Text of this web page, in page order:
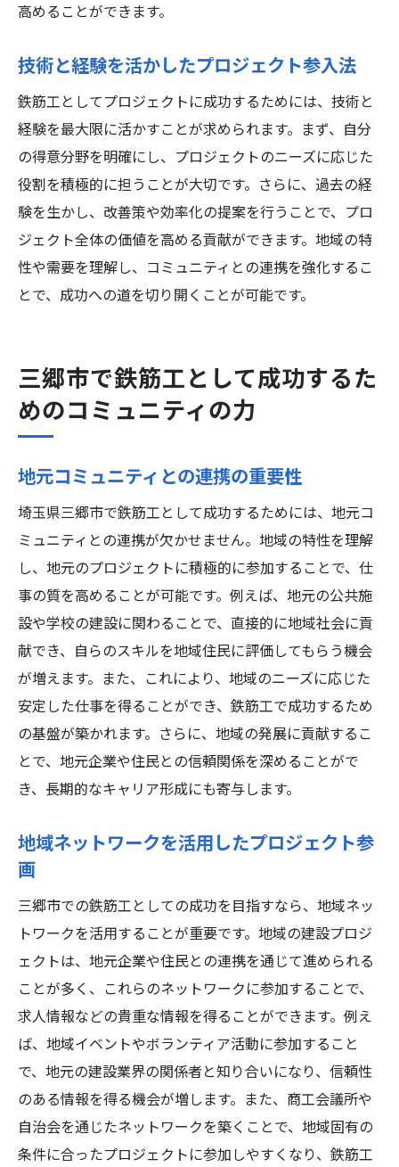
高めることができます。
技術と経験を活かしたプロジェクト参入法
鉄筋工としてプロジェクトに成功するためには、技術と
経験を最大限に活かすことが求められます。まず、自分
の得意分野を明確にし、プロジェクトのニーズに応じた
役割を積極的に担うことが大切です。さらに、過去の経
験を生かし、改善策や効率化の提案を行うことで、プロ
ジェクト全体の価値を高める貢献ができます。地域の特
性や需要を理解し、コミュニティとの連携を強化するこ
とで、成功への道を切り開くことが可能です。
三郷市で鉄筋工として成功するた
めのコミュニティの力
地元コミュニティとの連携の重要性
埼玉県三郷市で鉄筋工として成功するためには、地元コ
ミュニティとの連携が欠かせません。地域の特性を理解
し、地元のプロジェクトに積極的に参加することで、仕
事の質を高めることが可能です。例えば、地元の公共施
設や学校の建設に関わることで、直接的に地域社会に貢
献でき、自らのスキルを地域住民に評価してもらう機会
が増えます。また、これにより、地域のニーズに応じた
安定した仕事を得ることができ、鉄筋工で成功するため
の基盤が築かれます。さらに、地域の発展に貢献するこ
とで、地元企業や住民との信頼関係を深めることがで
き、長期的なキャリア形成にも寄与します。
地域ネットワークを活用したプロジェクト参
画
三郷市での鉄筋工としての成功を目指すなら、地域ネッ
トワークを活用することが重要です。地域の建設プロジ
ェクトは、地元企業や住民との連携を通じて進められる
ことが多く、これらのネットワークに参加することで、
求人情報などの貴重な情報を得ることができます。例え
ば、地域イベントやボランティア活動に参加すること
で、地元の建設業界の関係者と知り合いになり、信頼性
のある情報を得る機会が増します。また、商工会議所や
自治会を通じたネットワークを築くことで、地域固有の
条件に合ったプロジェクトに参加しやすくなり、鉄筋工